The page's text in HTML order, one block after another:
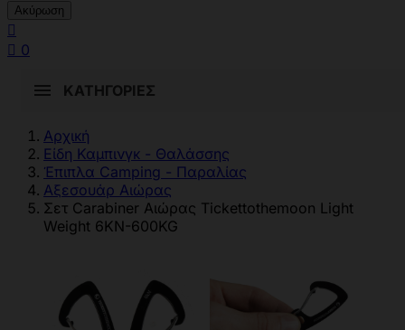
Ακύρωση

 0
ΚΑΤΗΓΟΡΊΕΣ
Αρχική
Είδη Καμπινγκ - Θαλάσσης
Έπιπλα Camping - Παραλίας
Αξεσουάρ Αιώρας
Σετ Carabiner Αιώρας Tickettothemoon Light
Weight 6KN-600KG